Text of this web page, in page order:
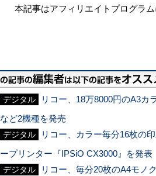
本記事はアフィリエイトプログラ
デジタル
リコー、18万8000円のA3カ
など2機種を発売
デジタル
リコー、カラー毎分16枚の
ープリンター『IPSiO CX3000』を発表
デジタル
リコー、毎分20枚のA4モノ